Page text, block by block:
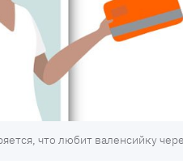
что любит валенсийку